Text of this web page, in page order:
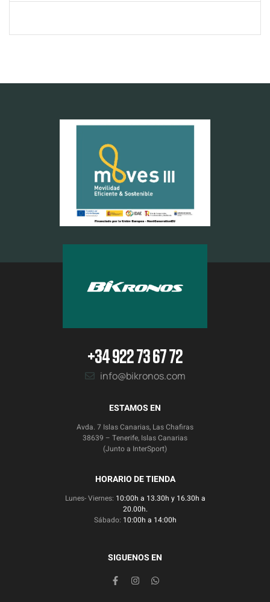
+34 922 73 67 72
info@bikronos.com
ESTAMOS EN
Avda. 7 Islas Canarias, Las Chafiras
38639 – Tenerife, Islas Canarias
(Junto a InterSport)
HORARIO DE TIENDA
Lunes- Viernes: 10:00h a 13.30h y 16.30h a
20.00h.
Sábado: 10:00h a 14:00h
SIGUENOS EN